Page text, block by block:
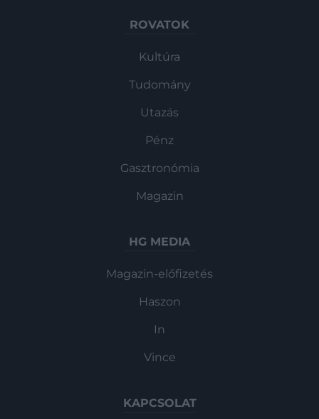
ROVATOK
Kultúra
Tudomány
Utazás
Pénz
Gasztronómia
Magazin
HG MEDIA
Magazin-előfizetés
Haszon
In
Vince
KAPCSOLAT